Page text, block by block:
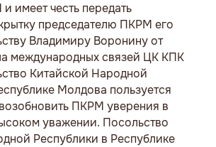
имеет честь передать
председателю ПКРМ его
Владимиру Воронину от
международных связей ЦК КПК
Китайской Народной
Молдова пользуется
ПКРМ уверения в
уважении. Посольство
Республики в Республике